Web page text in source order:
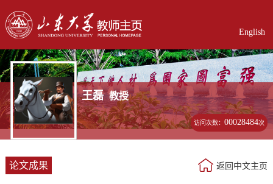
English
王磊 教授
访问次数：00028484次
论文成果 返回中文主页